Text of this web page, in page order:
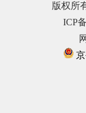
版权所
ICP